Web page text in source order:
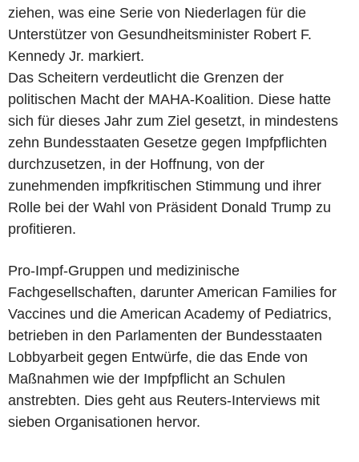
ziehen, was eine Serie von Niederlagen für die
Unterstützer von Gesundheitsminister Robert F.
Kennedy Jr. markiert.
Das Scheitern verdeutlicht die Grenzen der
politischen Macht der MAHA-Koalition. Diese hatte
sich für dieses Jahr zum Ziel gesetzt, in mindestens
zehn Bundesstaaten Gesetze gegen Impfpflichten
durchzusetzen, in der Hoffnung, von der
zunehmenden impfkritischen Stimmung und ihrer
Rolle bei der Wahl von Präsident Donald Trump zu
profitieren.
Pro-Impf-Gruppen und medizinische
Fachgesellschaften, darunter American Families for
Vaccines und die American Academy of Pediatrics,
betrieben in den Parlamenten der Bundesstaaten
Lobbyarbeit gegen Entwürfe, die das Ende von
Maßnahmen wie der Impfpflicht an Schulen
anstrebten. Dies geht aus Reuters-Interviews mit
sieben Organisationen hervor.